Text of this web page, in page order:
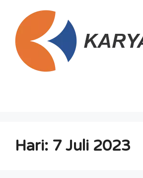
Hari: 7 Juli 2023